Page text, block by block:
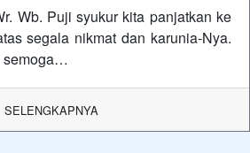
Wb. Puji syukur kita panjatkan ke
segala nikmat dan karunia-Nya.
semoga…
SELENGKAPNYA